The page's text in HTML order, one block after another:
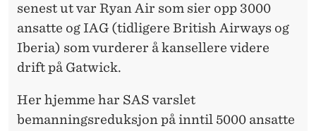
senest ut var Ryan Air som sier opp 3000
ansatte og IAG (tidligere British Airways og
Iberia) som vurderer å kansellere videre
drift på Gatwick.
Her hjemme har SAS varslet
bemanningsreduksjon på inntil 5000 ansatte